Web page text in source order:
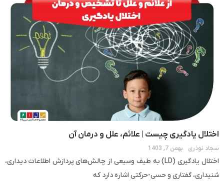
اختلال یادگیری چیست | علائم، علل و درمان آن
سجاد نوذری بهمن 7, 1403
اختلال یادگیری (LD) به طیف وسیعی از چالش‌های پردازش اطلاعات دیداری،
شنیداری، گفتاری و حسی-حرکتی اشاره دارد که